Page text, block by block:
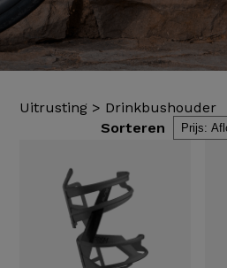
Uitrusting> Drinkbushouder
Sorteren